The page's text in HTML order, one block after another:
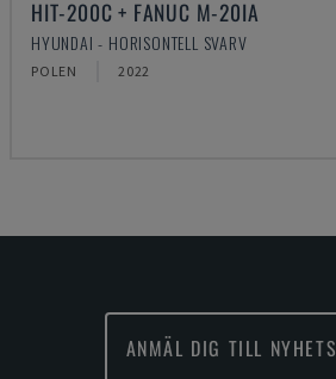
HIT-200C + FANUC M-20IA
HYUNDAI - HORISONTELL SVARV
POLEN 2022
ANMÄL DIG TILL